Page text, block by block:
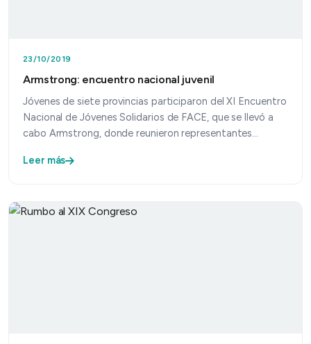
23/10/2019
Armstrong: encuentro nacional juvenil
Jóvenes de siete provincias participaron del XI Encuentro
Nacional de Jóvenes Solidarios de FACE, que se llevó a
cabo Armstrong, donde reunieron representantes…
Leer más